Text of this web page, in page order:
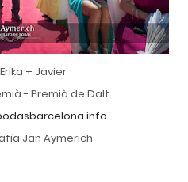
+ Javier
- Premià de Dalt
Jan Aymerich